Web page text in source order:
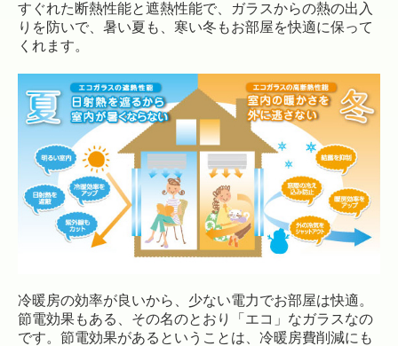
すぐれた断熱性能と遮熱性能で、ガラスからの熱の出入
りを防いで、暑い夏も、寒い冬もお部屋を快適に保って
くれます。
冷暖房の効率が良いから、少ない電力でお部屋は快適。
節電効果もある、その名のとおり「エコ」なガラスなの
です。節電効果があるということは、冷暖房費削減にも